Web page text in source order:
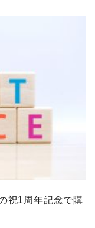
祝1周年記念で購